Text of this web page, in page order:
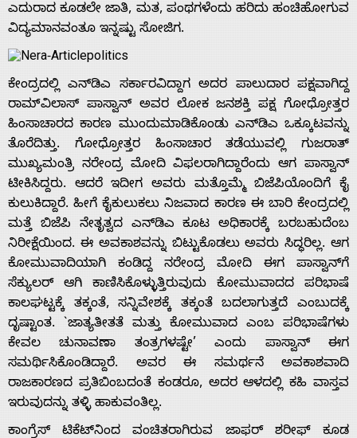
ಎದುರಾದ ಕೂಡಲೇ ಜಾತಿ, ಮತ, ಪಂಥಗಳೆಂದು ಹರಿದು ಹಂಚಿಹೋಗುವ
ವಿದ್ಯಮಾನವಂತೂ ಇನ್ನಷ್ಟು ಸೋಜಿಗ.
ಕೇಂದ್ರದಲ್ಲಿ ಎನ್‌ಡಿಎ ಸರ್ಕಾರವಿದ್ದಾಗ ಅದರ ಪಾಲುದಾರ ಪಕ್ಷವಾಗಿದ್ದ
ರಾಮ್‌ವಿಲಾಸ್ ಪಾಸ್ವಾನ್ ಅವರ ಲೋಕ ಜನಶಕ್ತಿ ಪಕ್ಷ ಗೋಧ್ರೋತ್ತರ
ಹಿಂಸಾಚಾರದ ಕಾರಣ ಮುಂದುಮಾಡಿಕೊಂಡು ಎನ್‌ಡಿಎ ಒಕ್ಕೂಟವನ್ನು
ತೊರೆದಿತ್ತು. ಗೋಧ್ರೋತ್ತರ ಹಿಂಸಾಚಾರ ತಡೆಯುವಲ್ಲಿ ಗುಜರಾತ್
ಮುಖ್ಯಮಂತ್ರಿ ನರೇಂದ್ರ ಮೋದಿ ವಿಫಲರಾಗಿದ್ದಾರೆಂದು ಆಗ ಪಾಸ್ವಾನ್
ಟೀಕಿಸಿದ್ದರು. ಆದರೆ ಇದೀಗ ಅವರು ಮತ್ತೊಮ್ಮೆ ಬಿಜೆಪಿಯೊಂದಿಗೆ ಕೈ
ಕುಲುಕಿದ್ದಾರೆ. ಹೀಗೆ ಕೈಕುಲುಕಲು ನಿಜವಾದ ಕಾರಣ ಈ ಬಾರಿ ಕೇಂದ್ರದಲ್ಲಿ
ಮತ್ತೆ ಬಿಜೆಪಿ ನೇತೃತ್ವದ ಎನ್‌ಡಿಎ ಕೂಟ ಅಧಿಕಾರಕ್ಕೆ ಬರಬಹುದೆಂಬ
ನಿರೀಕ್ಷೆಯಿಂದ. ಈ ಅವಕಾಶವನ್ನು ಬಿಟ್ಟುಕೊಡಲು ಅವರು ಸಿದ್ಧರಿಲ್ಲ. ಆಗ
ಕೋಮುವಾದಿಯಾಗಿ ಕಂಡಿದ್ದ ನರೇಂದ್ರ ಮೋದಿ ಈಗ ಪಾಸ್ವಾನ್‌ಗೆ
ಸೆಕ್ಯುಲರ್ ಆಗಿ ಕಾಣಿಸಿಕೊಳ್ಳುತ್ತಿರುವುದು ಕೋಮುವಾದದ ಪರಿಭಾಷೆ
ಕಾಲಘಟ್ಟಕ್ಕೆ ತಕ್ಕಂತೆ, ಸನ್ನಿವೇಶಕ್ಕೆ ತಕ್ಕಂತೆ ಬದಲಾಗುತ್ತದೆ ಎಂಬುದಕ್ಕೆ
ದೃಷ್ಟಾಂತ. `ಜಾತ್ಯತೀತತೆ ಮತ್ತು ಕೋಮುವಾದ ಎಂಬ ಪರಿಭಾಷೆಗಳು
ಕೇವಲ ಚುನಾವಣಾ ತಂತ್ರಗಳಷ್ಟೇ’ ಎಂದು ಪಾಸ್ವಾನ್ ಈಗ
ಸಮರ್ಥಿಸಿಕೊಂಡಿದ್ದಾರೆ. ಅವರ ಈ ಸಮರ್ಥನೆ ಅವಕಾಶವಾದಿ
ರಾಜಕಾರಣದ ಪ್ರತಿಬಿಂಬದಂತೆ ಕಂಡರೂ, ಅದರ ಆಳದಲ್ಲಿ ಕಹಿ ವಾಸ್ತವ
ಇರುವುದನ್ನು ತಳ್ಳಿ ಹಾಕುವಂತಿಲ್ಲ.
ಕಾಂಗ್ರೆಸ್ ಟಿಕೆಟ್‌ನಿಂದ ವಂಚಿತರಾಗಿರುವ ಜಾಫರ್ ಶರೀಫ್ ಕೂಡ